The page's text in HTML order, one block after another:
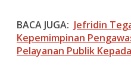
BACA JUGA: Jefridin
Kepemimpinan
Pelayanan Publik